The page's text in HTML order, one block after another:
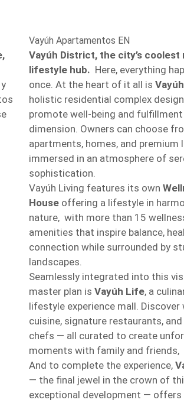
Vayúh Apartamentos EN
Vayúh District, the city’s coolest
lifestyle hub. Here, everything
once. At the heart of it all is
holistic residential complex
promote well-being and fulfillment
dimension. Owners can choose
apartments, homes, and premium
immersed in an atmosphere of
sophistication.
Vayúh Living features its own
House offering a lifestyle in
nature, with more than 15
amenities that inspire balance,
connection while surrounded by
landscapes.
Seamlessly integrated into this
master plan is Vayúh Life, a
lifestyle experience mall.
cuisine, signature restaurants,
chefs — all curated to create
moments with family and friends,
And to complete the experience,
— the final jewel in the crown of
exceptional development — offers